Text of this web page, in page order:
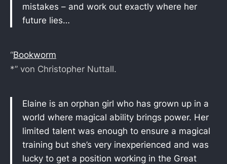
mistakes – and work out exactly where her
future lies…
“Bookworm
*” von Christopher Nuttall.
Elaine is an orphan girl who has grown up in a
world where magical ability brings power. Her
limited talent was enough to ensure a magical
training but she’s very inexperienced and was
lucky to get a position working in the Great